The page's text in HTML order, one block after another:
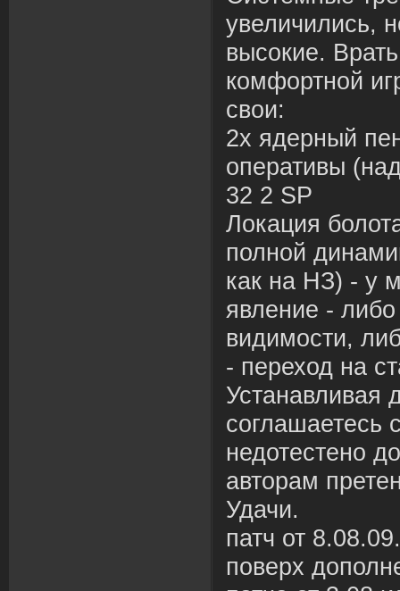
увеличились,
высокие.
комфортной
свои:
2х ядерный
оперативы
32 2 SP
Локация
полной
как на НЗ) - у
явление -
видимости,
- переход на
Устанавливая
соглашаетесь
недотестено
авторам
Удачи.
патч от
поверх